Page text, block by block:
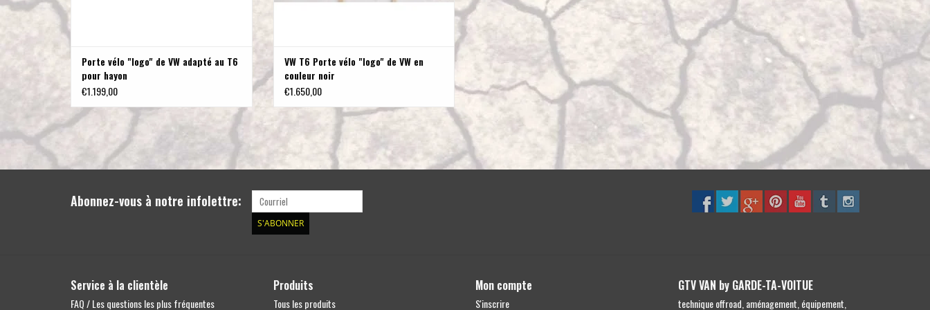
Porte vélo "logo" de VW adapté au T6
pour hayon
€1.199,00
VW T6 Porte vélo "logo" de VW en
couleur noir
€1.650,00
Abonnez-vous à notre infolettre:
S'ABONNER
Service à la clientèle
FAQ / Les questions les plus fréquentes
Produits
Tous les produits
Mon compte
S'inscrire
GTV VAN by GARDE-TA-VOITUE
technique offroad, aménagement, équipement,